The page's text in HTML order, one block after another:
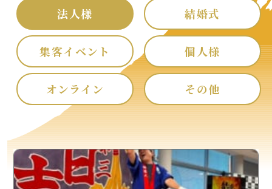
法人様 結婚式
集客イベント 個人様
オンライン その他